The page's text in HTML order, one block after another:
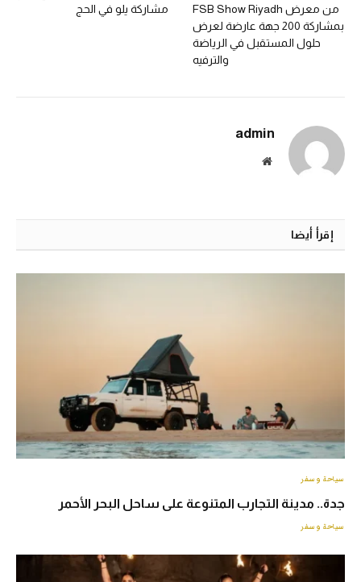
من معرض FSB Show Riyadh
بمشاركة 200 جهة عارضة لعرض
حلول المستقبل في الرياضة
والترفيه
مشاركة يلو في الحج
admin
الموقع
إقرأ أيضا
سياحة وسفر
جدة.. مدينة التجارب المتنوعة على ساحل البحر الأحمر
سياحة وسفر